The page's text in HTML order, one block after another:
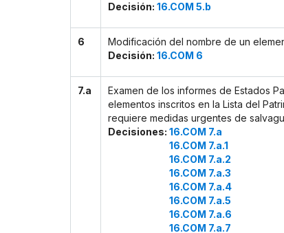
Decisión: 16.COM 5.b
6
Modificación del nombre de un
Decisión: 16.COM 6
7.a
Examen de los informes de Estados
elementos inscritos en la Lista del
requiere medidas urgentes de
Decisiones: 16.COM 7.a
16.COM 7.a.1
16.COM 7.a.2
16.COM 7.a.3
16.COM 7.a.4
16.COM 7.a.5
16.COM 7.a.6
16.COM 7.a.7